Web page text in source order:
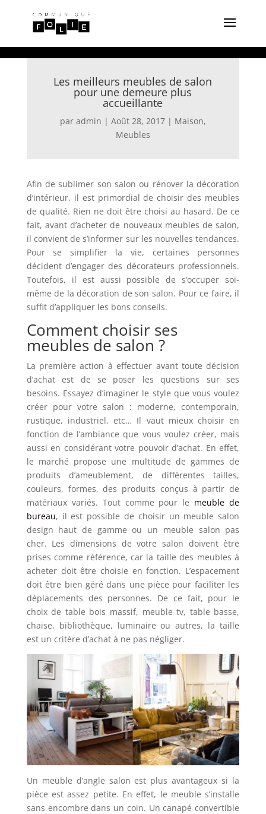
Les meilleurs meubles de salon
pour une demeure plus
accueillante
par admin | Août 28, 2017| Maison,
Meubles
Afin de sublimer son salon ou rénover la décoration
d’intérieur, il est primordial de choisir des meubles
de qualité. Rien ne doit être choisi au hasard. De ce
fait, avant d’acheter de nouveaux meubles de salon,
il convient de s’informer sur les nouvelles tendances.
Pour se simplifier la vie, certaines personnes
décident d’engager des décorateurs professionnels.
Toutefois, il est aussi possible de s’occuper soi-
même de la décoration de son salon. Pour ce faire, il
suffit d’appliquer les bons conseils.
Comment choisir ses
meubles de salon ?
La première action à effectuer avant toute décision
d’achat est de se poser les questions sur ses
besoins. Essayez d’imaginer le style que vous voulez
créer pour votre salon : moderne, contemporain,
rustique, industriel, etc… Il vaut mieux choisir en
fonction de l’ambiance que vous voulez créer, mais
aussi en considérant votre pouvoir d’achat. En effet,
le marché propose une multitude de gammes de
produits d’ameublement, de différentes tailles,
couleurs, formes, des produits conçus à partir de
matériaux variés. Tout comme pour le meuble de
bureau, il est possible de choisir un meuble salon
design haut de gamme ou un meuble salon pas
cher. Les dimensions de votre salon doivent être
prises comme référence, car la taille des meubles à
acheter doit être choisie en fonction. L’espacement
doit être bien géré dans une pièce pour faciliter les
déplacements des personnes. De ce fait, pour le
choix de table bois massif, meuble tv, table basse,
chaise, bibliothèque, luminaire ou autres, la taille
est un critère d’achat à ne pas négliger.
Un meuble d’angle salon est plus avantageux si la
pièce est assez petite. En effet, le meuble s’installe
sans encombre dans un coin. Un canapé convertible